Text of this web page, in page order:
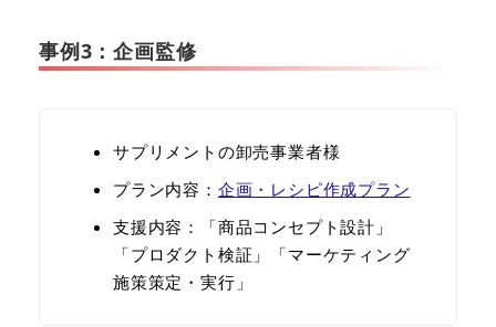
事例3：企画監修
サプリメントの卸売事業者様
プラン内容： 企画・レシピ作成プラン
⽀援内容：「商品コンセプト設計」
「プロダクト検証」「マーケティング
施策策定・実⾏」